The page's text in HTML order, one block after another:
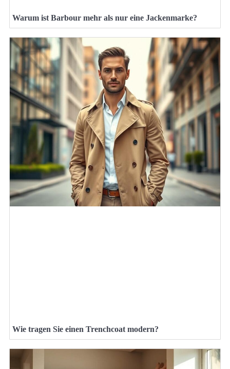
Warum ist Barbour mehr als nur eine Jackenmarke?
Wie tragen Sie einen Trenchcoat modern?